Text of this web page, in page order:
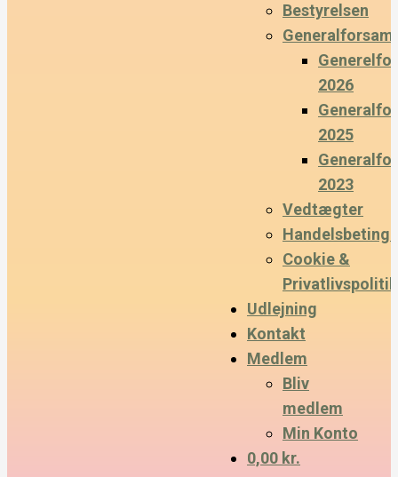
Bestyrelsen
2026
2025
2023
Vedtægter
Cookie &
Privatlivspolitik
Udlejning
Kontakt
Medlem
Bliv
medlem
Min Konto
0,00 kr.